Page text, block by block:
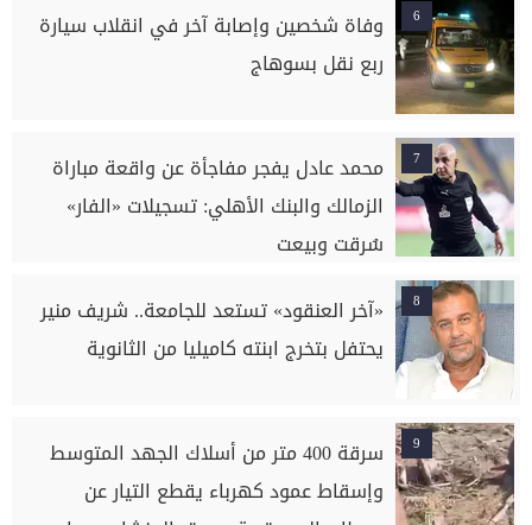
6
وفاة شخصين وإصابة آخر في انقلاب سيارة
ربع نقل بسوهاج
7
محمد عادل يفجر مفاجأة عن واقعة مباراة
الزمالك والبنك الأهلي: تسجيلات «الفار»
سُرقت وبيعت
8
«آخر العنقود» تستعد للجامعة.. شريف منير
يحتفل بتخرج ابنته كاميليا من الثانوية
9
سرقة 400 متر من أسلاك الجهد المتوسط
وإسقاط عمود كهرباء يقطع التيار عن